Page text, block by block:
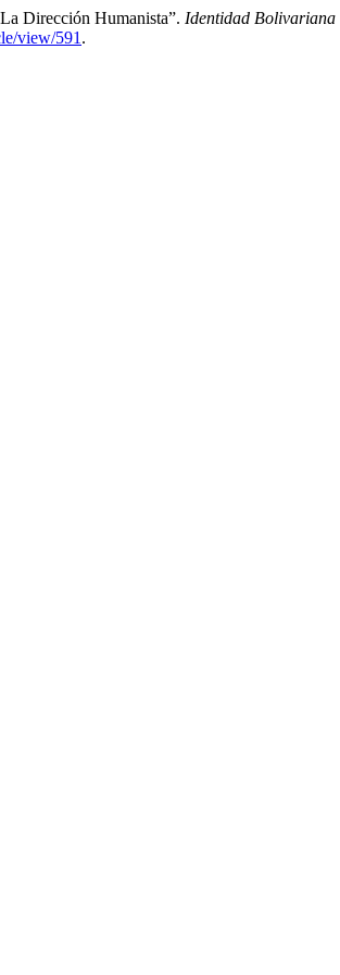
Dirección Humanista”. Identidad Bolivariana
view/591 .